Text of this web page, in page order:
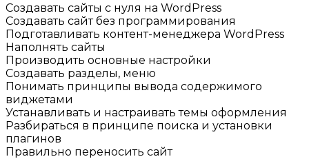
Создавать сайты с нуля на WordPress
Создавать сайт без программирования
Подготавливать контент-менеджера WordPress
Наполнять сайты
Производить основные настройки
Создавать разделы, меню
Понимать принципы вывода содержимого
виджетами
Устанавливать и настраивать темы оформления
Разбираться в принципе поиска и установки
плагинов
Правильно переносить сайт